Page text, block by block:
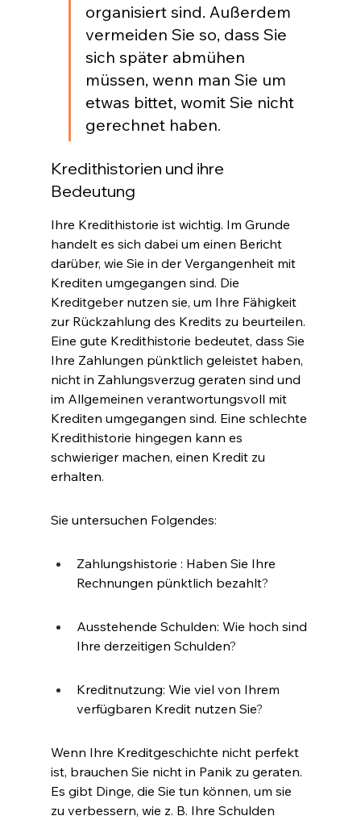
organisiert sind. Außerdem
vermeiden Sie so, dass Sie
sich später abmühen
müssen, wenn man Sie um
etwas bittet, womit Sie nicht
gerechnet haben.
Kredithistorien und ihre
Bedeutung
Ihre Kredithistorie ist wichtig. Im Grunde
handelt es sich dabei um einen Bericht
darüber, wie Sie in der Vergangenheit mit
Krediten umgegangen sind. Die
Kreditgeber nutzen sie, um Ihre Fähigkeit
zur Rückzahlung des Kredits zu beurteilen.
Eine gute Kredithistorie bedeutet, dass Sie
Ihre Zahlungen pünktlich geleistet haben,
nicht in Zahlungsverzug geraten sind und
im Allgemeinen verantwortungsvoll mit
Krediten umgegangen sind. Eine schlechte
Kredithistorie hingegen kann es
schwieriger machen, einen Kredit zu
erhalten.
Sie untersuchen Folgendes:
Zahlungshistorie : Haben Sie Ihre
Rechnungen pünktlich bezahlt?
Ausstehende Schulden: Wie hoch sind
Ihre derzeitigen Schulden?
Kreditnutzung: Wie viel von Ihrem
verfügbaren Kredit nutzen Sie?
Wenn Ihre Kreditgeschichte nicht perfekt
ist, brauchen Sie nicht in Panik zu geraten.
Es gibt Dinge, die Sie tun können, um sie
zu verbessern, wie z. B. Ihre Schulden